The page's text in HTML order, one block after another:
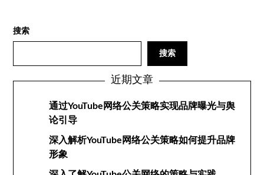
搜索
搜索
近期文章
通过YouTube网络公关策略实现品牌曝光与舆
论引导
深入解析YouTube网络公关策略如何提升品牌
形象